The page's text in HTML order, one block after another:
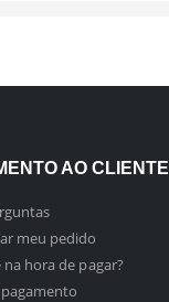
AO CLIENTE
meu pedido
hora de pagar?